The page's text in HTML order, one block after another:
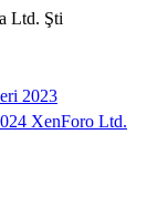
Ltd. Şti
2023
XenForo Ltd.